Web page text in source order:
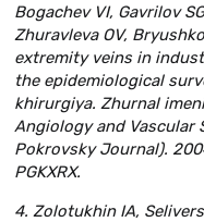
Bogachev VI, Gavrilov
Zhuravleva OV,
extremity veins in
the epidemiological
khirurgiya. Zhurnal
Angiology and Vascular
Pokrovsky Journal).
PGKXRX.
4. Zolotukhin IA,